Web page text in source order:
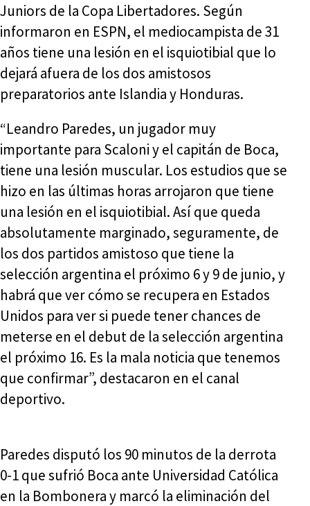
Juniors de la Copa Libertadores. Según
informaron en ESPN, el mediocampista de 31
años tiene una lesión en el isquiotibial que lo
dejará afuera de los dos amistosos
preparatorios ante Islandia y Honduras.
“Leandro Paredes, un jugador muy
importante para Scaloni y el capitán de Boca,
tiene una lesión muscular. Los estudios que se
hizo en las últimas horas arrojaron que tiene
una lesión en el isquiotibial. Así que queda
absolutamente marginado, seguramente, de
los dos partidos amistoso que tiene la
selección argentina el próximo 6 y 9 de junio, y
habrá que ver cómo se recupera en Estados
Unidos para ver si puede tener chances de
meterse en el debut de la selección argentina
el próximo 16. Es la mala noticia que tenemos
que confirmar”, destacaron en el canal
deportivo.
Paredes disputó los 90 minutos de la derrota
0-1 que sufrió Boca ante Universidad Católica
en la Bombonera y marcó la eliminación del